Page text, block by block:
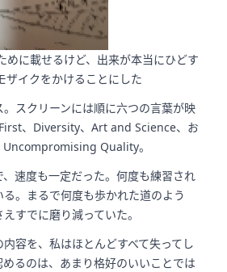
めに載せるけど、出来が本当にひどす
ザイクをかけることにした
スクリーンには順に六つの言葉が映
、Diversity、Art and Science、お
Uncompromising Quality。
速度も一定だった。何度も練習され
。まるで何度も歩かれた道のよう
すでに磨り減っていた。
容を、私はほとんどすべて失ってし
るのは、あまり格好のいいことでは